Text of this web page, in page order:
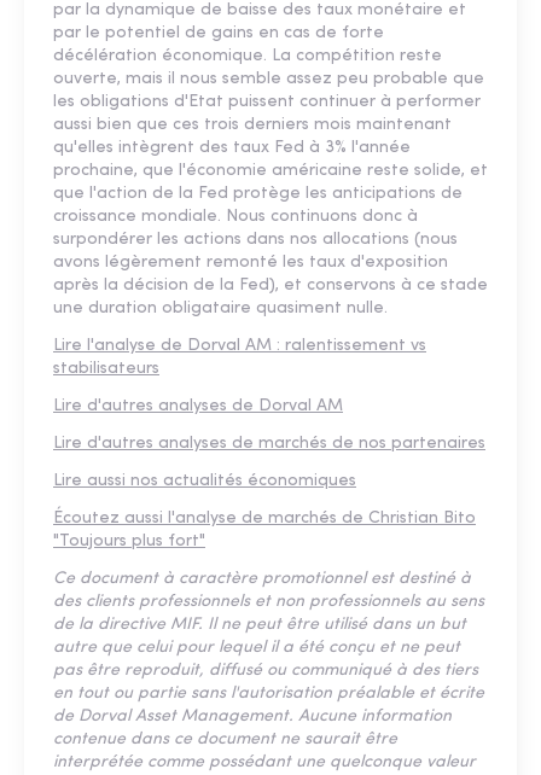
par la dynamique de baisse des taux monétaire et
par le potentiel de gains en cas de forte
décélération économique. La compétition reste
ouverte, mais il nous semble assez peu probable que
les obligations d'Etat puissent continuer à performer
aussi bien que ces trois derniers mois maintenant
qu'elles intègrent des taux Fed à 3% l'année
prochaine, que l'économie américaine reste solide, et
que l'action de la Fed protège les anticipations de
croissance mondiale. Nous continuons donc à
surpondérer les actions dans nos allocations (nous
avons légèrement remonté les taux d'exposition
après la décision de la Fed), et conservons à ce stade
une duration obligataire quasiment nulle.
Lire l'analyse de Dorval AM : ralentissement vs
stabilisateurs
Lire d'autres analyses de Dorval AM
Lire d'autres analyses de marchés de nos partenaires
Lire aussi nos actualités économiques
Écoutez aussi l'analyse de marchés de Christian Bito
"Toujours plus fort"
Ce document à caractère promotionnel est destiné à
des clients professionnels et non professionnels au sens
de la directive MIF. Il ne peut être utilisé dans un but
autre que celui pour lequel il a été conçu et ne peut
pas être reproduit, diffusé ou communiqué à des tiers
en tout ou partie sans l'autorisation préalable et écrite
de Dorval Asset Management. Aucune information
contenue dans ce document ne saurait être
interprétée comme possédant une quelconque valeur